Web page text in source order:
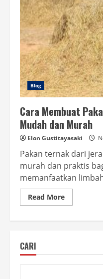
Blog
Cara Membuat
Mudah dan Murah
Elon Gustitayasaki
Pakan ternak dari
murah dan praktis
memanfaatkan
Read MoreRead
more
Jerami
dan
CARI